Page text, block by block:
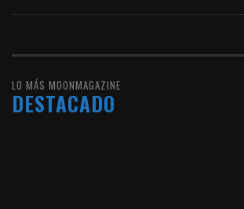
LO MÁS MOONMAGAZINE
DESTACADO